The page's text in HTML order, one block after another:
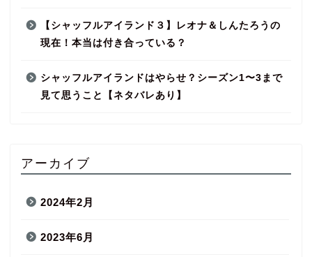
【シャッフルアイランド３】レオナ＆しんたろうの
現在！本当は付き合っている？
シャッフルアイランドはやらせ？シーズン1〜3まで
見て思うこと【ネタバレあり】
アーカイブ
2024年2月
2023年6月